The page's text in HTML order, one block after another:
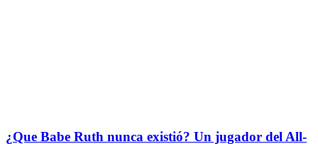
¿Que Babe Ruth nunca existió? Un jugador del All-